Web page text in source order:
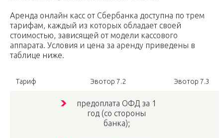
Аренда онлайн касс от Сбербанка доступна по трем
тарифам, каждый из которых обладает своей
стоимостью, зависящей от модели кассового
аппарата. Условия и цена за аренду приведены в
таблице ниже.
Тариф Эвотор 7.2 Эвотор 7.3
предоплата ОФД за 1
год (со стороны
банка);